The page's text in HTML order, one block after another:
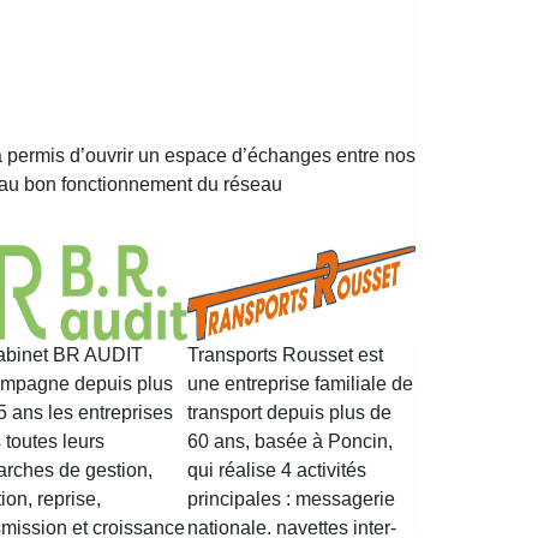
d’ouvrir un espace d’échanges entre nos
bon fonctionnement du réseau
BR AUDIT
depuis plus
ans les entreprises
toutes leurs
de gestion,
reprise,
et croissance
Transports Rousset est
une entreprise familiale de
transport depuis plus de
60 ans, basée à Poncin,
qui réalise 4 activités
principales : messagerie
nationale, navettes inter-